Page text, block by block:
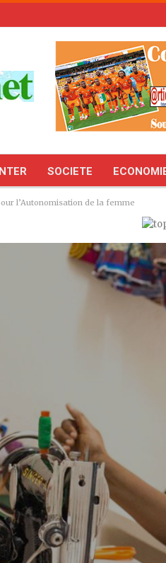
SOCIETE
l’Autonomisation de la femme